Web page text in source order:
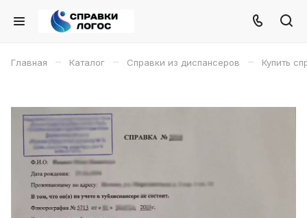
Главная – Каталог – Справки из диспансеров – Купить